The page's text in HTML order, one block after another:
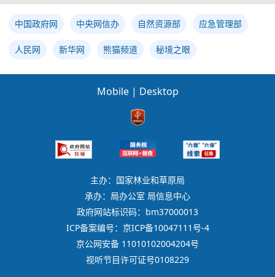
中国政府网 中央网信办 自然资源部 应急管理部
人民网 新华网 熊猫频道 秘境之眼
Mobile | Desktop
主办：国家林业和草原局
承办：局办公室 局信息中心
政府网站标识码：bm37000013
ICP备案编号：京ICP备10047111号-4
京公网安备 11010102004204号
视听节目许可证号0108229